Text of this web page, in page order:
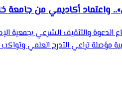
واعتماد أكاديمي من جامعة
الدعوة والتثقيف الشرعي بجمعية
تراعي التدرج العلمي وتواكب